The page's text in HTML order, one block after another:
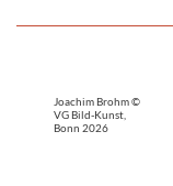
Joachim Brohm ©
VG Bild-Kunst,
Bonn 2026